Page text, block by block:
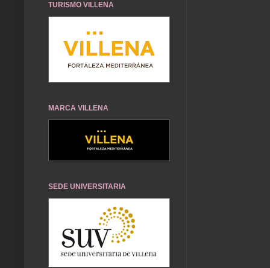
TURISMO VILLENA
MARCA VILLENA
SEDE UNIVERSITARIA